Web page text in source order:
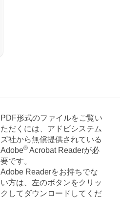
PDF形式のファイルをご覧い
ただくには、アドビシステム
ズ社から無償提供されている
Adobe®Acrobat Readerが必
要です。
Adobe Readerをお持ちでな
い方は、左のボタンをクリッ
クしてダウンロードしてくだ